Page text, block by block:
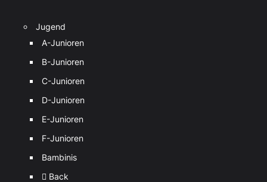
Jugend
A-Junioren
B-Junioren
C-Junioren
D-Junioren
E-Junioren
F-Junioren
Bambinis
Back